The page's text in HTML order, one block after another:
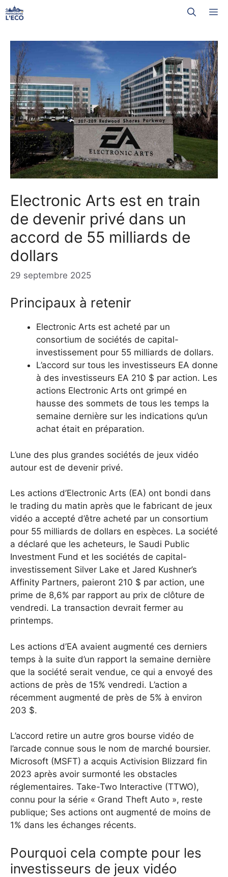
Aller
au
Electronic Arts est en train
de devenir privé dans un
accord de 55 milliards de
dollars
29 septembre 2025
Principaux à retenir
Electronic Arts est acheté par un
consortium de sociétés de capital-
investissement pour 55 milliards de dollars.
L’accord sur tous les investisseurs EA donne
à des investisseurs EA 210 $ par action. Les
actions Electronic Arts ont grimpé en
hausse des sommets de tous les temps la
semaine dernière sur les indications qu’un
achat était en préparation.
L’une des plus grandes sociétés de jeux vidéo
autour est de devenir privé.
Les actions d’Electronic Arts (EA) ont bondi dans
le trading du matin après que le fabricant de jeux
vidéo a accepté d’être acheté par un consortium
pour 55 milliards de dollars en espèces. La société
a déclaré que les acheteurs, le Saudi Public
Investment Fund et les sociétés de capital-
investissement Silver Lake et Jared Kushner’s
Affinity Partners, paieront 210 $ par action, une
prime de 8,6% par rapport au prix de clôture de
vendredi. La transaction devrait fermer au
printemps.
Les actions d’EA avaient augmenté ces derniers
temps à la suite d’un rapport la semaine dernière
que la société serait vendue, ce qui a envoyé des
actions de près de 15% vendredi. L’action a
récemment augmenté de près de 5% à environ
203 $.
L’accord retire un autre gros bourse vidéo de
l’arcade connue sous le nom de marché boursier.
Microsoft (MSFT) a acquis Activision Blizzard fin
2023 après avoir surmonté les obstacles
réglementaires. Take-Two Interactive (TTWO),
connu pour la série « Grand Theft Auto », reste
publique; Ses actions ont augmenté de moins de
1% dans les échanges récents.
Pourquoi cela compte pour les
investisseurs de jeux vidéo